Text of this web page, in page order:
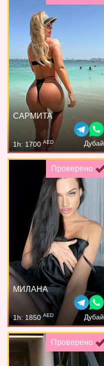
САРМИТА
1h: 1700 AED Дубай
Проверено
МИЛАНА
1h: 1850 AED Дубай
Проверено